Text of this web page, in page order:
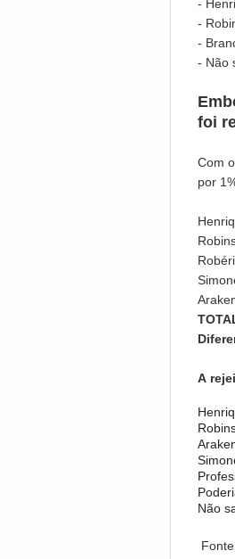
-
-
-
- Não
foi
Com
por
A
Não